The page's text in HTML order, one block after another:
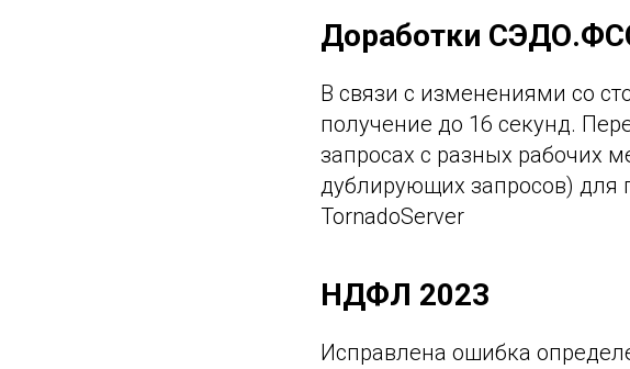
Доработки
В связи с изменениями со
получение до 16 секунд.
запросах с разных рабочих
дублирующих запросов) для
TornadoServer
НДФЛ 2023
Исправлена ошибка